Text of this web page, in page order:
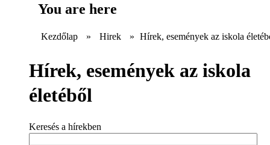
You are here
Kezdőlap » Hirek » Hírek, események az iskola
Hírek, események az iskola
életéből
Keresés a hírekben